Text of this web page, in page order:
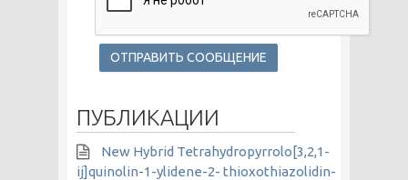
ПУБЛИКАЦИИ
New Hybrid Tetrahydropyrrolo[3,2,1-
ij]quinolin-1-ylidene-2- thioxothiazolidin-